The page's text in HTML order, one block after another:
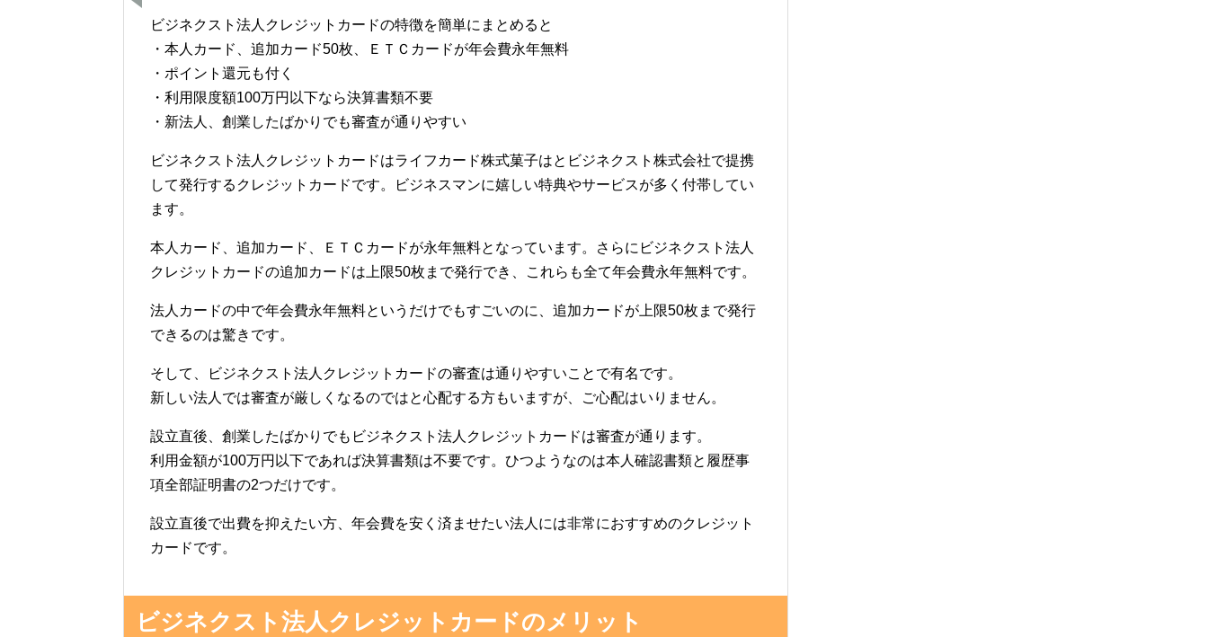
ビジネクスト法人クレジットカードの特徴を簡単にまとめると
・本人カード、追加カード50枚、ＥＴＣカードが年会費永年無料
・ポイント還元も付く
・利用限度額100万円以下なら決算書類不要
・新法人、創業したばかりでも審査が通りやすい
ビジネクスト法人クレジットカードはライフカード株式菓子はとビジネクスト株式会社で提携
して発行するクレジットカードです。ビジネスマンに嬉しい特典やサービスが多く付帯してい
ます。
本人カード、追加カード、ＥＴＣカードが永年無料となっています。さらにビジネクスト法人
クレジットカードの追加カードは上限50枚まで発行でき、これらも全て年会費永年無料です。
法人カードの中で年会費永年無料というだけでもすごいのに、追加カードが上限50枚まで発行
できるのは驚きです。
そして、ビジネクスト法人クレジットカードの審査は通りやすいことで有名です。
新しい法人では審査が厳しくなるのではと心配する方もいますが、ご心配はいりません。
設立直後、創業したばかりでもビジネクスト法人クレジットカードは審査が通ります。
利用金額が100万円以下であれば決算書類は不要です。ひつようなのは本人確認書類と履歴事
項全部証明書の2つだけです。
設立直後で出費を抑えたい方、年会費を安く済ませたい法人には非常におすすめのクレジット
カードです。
ビジネクスト法人クレジットカードのメリット